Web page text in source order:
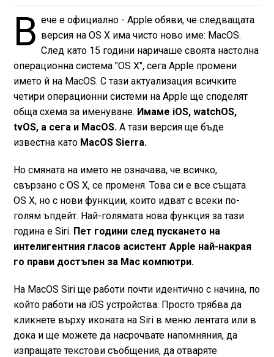
В ече е официално - Apple обяви, че следващата
версия на OS X има чисто ново име: MacOS.
След като 15 години наричаше своята настолна
операционна система "OS X", сега Apple промени
името й на MacOS. С тази актуализация всичките
четири операционни системи на Apple ще споделят
обща схема за именуване. Имаме iOS, watchOS,
tvOS, а сега и MacOS.А тази версия ще бъде
известна като MacOS Sierra.
Но смяната на името не означава, че всичко,
свързано с OS X, се променя. Това си е все същата
OS X, но с нови функции, които идват с всеки по-
голям ъпдейт. Най-голямата нова функция за тази
година е Siri. Пет години след пускането на
интелигентния гласов асистент Apple най-накрая
го прави достъпен за Mac компютри.
На MacOS Siri ще работи почти идентично с начина, по
който работи на iOS устройства. Просто трябва да
кликнете върху иконата на Siri в меню лентата или в
дока и ще можете да насрочвате напомняния, да
изпращате текстови съобщения, да отваряте